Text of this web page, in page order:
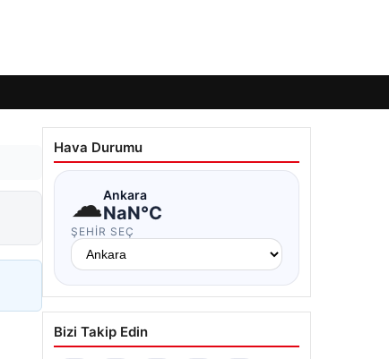
Hava Durumu
☁Ankara
NaN°C
ŞEHIR SEÇ
Bizi Takip Edin